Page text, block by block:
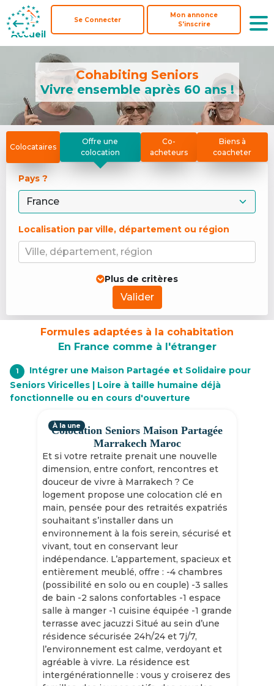
Accueil
Se Connecter
Mon annonce
S'inscrire
Accueil
Se Connecter
Mon annonce
S'inscrire
Cohabiting Seniors
Vivre ensemble après 60 ans !
Colocataires
Offre une
colocation
Co-
acheteurs
Biens à
coacheter
Pays ?
Localisation par ville, département ou région
Ville, département, région
Plus de critères
Valider
Formules adaptées à la cohabitation
En France comme à l'étranger
1
Intégrer une Maison Partagée et Solidaire pour
Seniors Viricelles | Loire à taille humaine déjà
fonctionnelle ou en cours d'ouverture
Colocation Seniors Maison Partagée
Marrakech Maroc
Et si votre retraite prenait une nouvelle
dimension, entre confort, rencontres et
douceur de vivre à Marrakech ? Ce
logement propose une colocation clé en
main, pensée pour des retraités expatriés
souhaitant s’installer dans un
environnement à la fois serein, sécurisé et
vivant, tout en conservant leur
indépendance. L’appartement, spacieux et
entièrement meublé, offre : -4 chambres
(possibilité en solo ou en couple) -3 salles
de bain -2 salons confortables -1 espace
salle à manger -1 cuisine équipée -1 grande
terrasse avec jacuzzi Situé au sein d’une
résidence sécurisée 24h/24 et 7j/7,
l’environnement est calme, verdoyant et
agréable à vivre. La résidence est
intergénérationnelle : vous y croiserez des
À la une